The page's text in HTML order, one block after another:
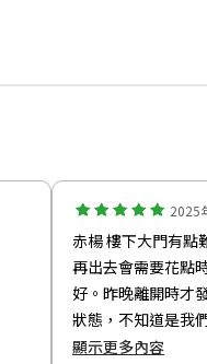
2025
赤楊 樓下大門有點難操作，進門後要
再出去會需要花點
好。昨晚離開時才
狀態，不知道是我
成的。好像是鎖閂
顯示更多內容